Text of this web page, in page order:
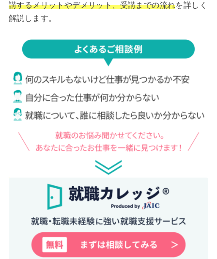
講するメリットやデメリット、受講までの流れを詳しく
解説します。